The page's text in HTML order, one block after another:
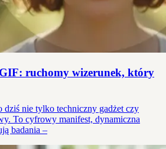
ruchomy wizerunek, który
nie tylko techniczny gadżet czy
To cyfrowy manifest, dynamiczna
badania –